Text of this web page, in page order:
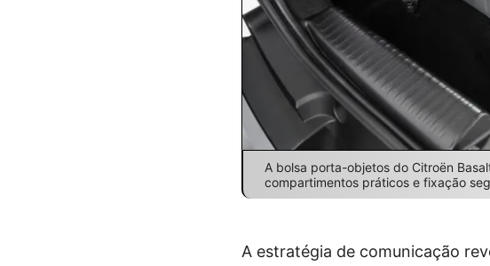
A bolsa porta-objetos do Citroën
compartimentos práticos e fixação
A estratégia de comunicação